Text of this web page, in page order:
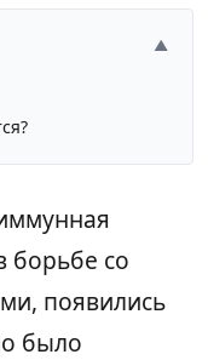
▲
борьбе со
появились
было